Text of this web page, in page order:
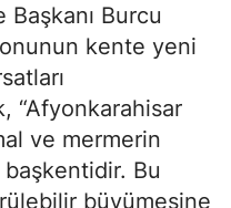
Burcu
kente yeni
“Afyonkarahisar
ve mermerin
Bu
büyümesine